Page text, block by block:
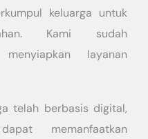
keluarga untuk
Kami sudah
layanan
telah berbasis digital,
memanfaatkan